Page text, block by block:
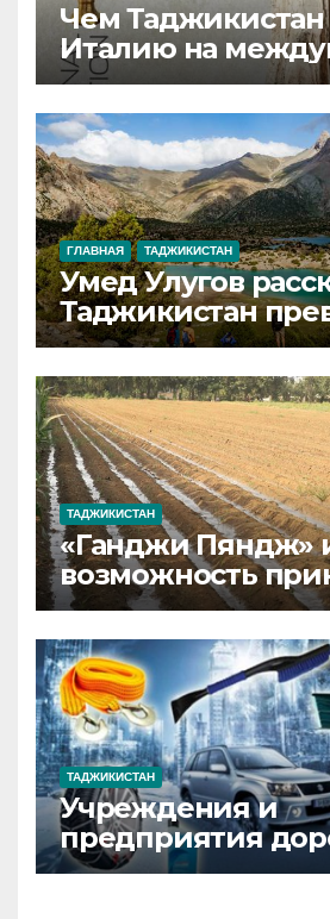
Чем Таджикистан
Италию на
выставке редких
памятников?
ГЛАВНАЯ ТАДЖИКИСТАН
Умед Улугов
Таджикистан
охрану природы в
государственный
приоритет и
страны уникален
ТАДЖИКИСТАН
«Ганджи Пяндж»
возможность
перерабатывать
тысяч тонн
ТАДЖИКИСТАН
Учреждения и
предприятия
транспортного